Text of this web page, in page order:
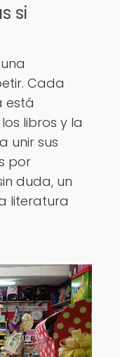
si
Cada
está
libros y la
unir sus
por
duda, un
literatura